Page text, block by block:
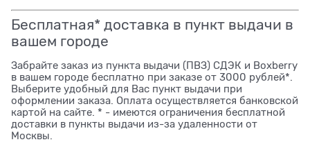
Бесплатная* доставка в пункт выдачи в
вашем городе
Забрайте заказ из пункта выдачи (ПВЗ) СДЭК и Boxberry
в вашем городе бесплатно при заказе от 3000 рублей*.
Выберите удобный для Вас пункт выдачи при
оформлении заказа. Оплата осуществляется банковской
картой на сайте. * - имеются ограничения бесплатной
доставки в пункты выдачи из-за удаленности от
Москвы.